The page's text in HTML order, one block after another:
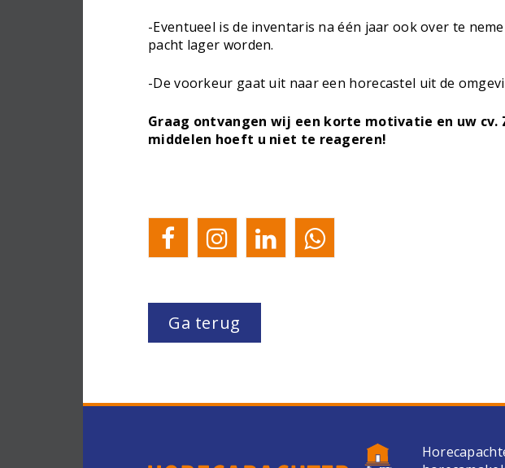
-Eventueel is de inventaris na één jaar ook over te
pacht lager worden.
-De voorkeur gaat uit naar een horecastel uit de
Graag ontvangen wij een korte motivatie en uw cv.
middelen hoeft u niet te reageren!
Ga terug